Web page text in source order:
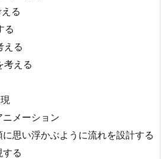
る
る
える
考える
メーション
思い浮かぶように流れを設計する
る